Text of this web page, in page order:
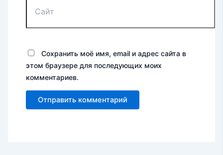
Сохранить моё имя, email и адрес сайта в
этом браузере для последующих моих
комментариев.